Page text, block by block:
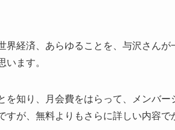
界経済、あらゆることを、与沢さんが
います。
を知り、月会費をはらって、メンバ
すが、無料よりもさらに詳しい内容